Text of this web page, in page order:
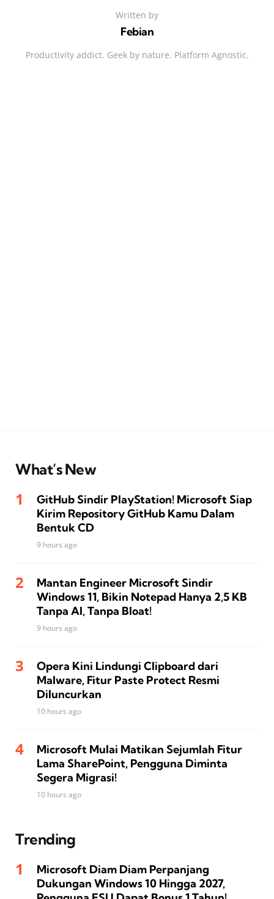
Written by
Febian
Productivity addict. Geek by nature. Platform Agnostic.
What’s New
GitHub Sindir PlayStation! Microsoft Siap
Kirim Repository GitHub Kamu Dalam
Bentuk CD
9 hours ago
Mantan Engineer Microsoft Sindir
Windows 11, Bikin Notepad Hanya 2,5 KB
Tanpa AI, Tanpa Bloat!
9 hours ago
Opera Kini Lindungi Clipboard dari
Malware, Fitur Paste Protect Resmi
Diluncurkan
10 hours ago
Microsoft Mulai Matikan Sejumlah Fitur
Lama SharePoint, Pengguna Diminta
Segera Migrasi!
10 hours ago
Trending
Microsoft Diam Diam Perpanjang
Dukungan Windows 10 Hingga 2027,